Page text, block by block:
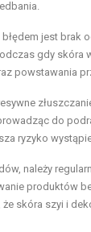
jest brak
gdy skóra
powstawania
do
ryzyko
należy
produktów
że skóra szyi i